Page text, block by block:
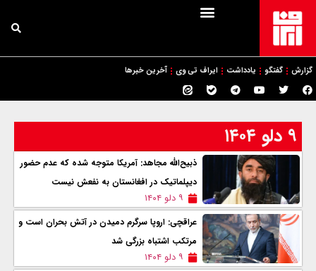
گزارش گفتگو یادداشت ایراف تی وی آخرین خبرها
۹ دلو ۱۴۰۴
ذبیح‌الله مجاهد: آمریکا متوجه شده که عدم حضور
دیپلماتیک در افغانستان به نفعش نیست
۹ دلو ۱۴۰۴
عراقچی: اروپا سرگرم دمیدن در آتش بحران است و
مرتکب اشتباه بزرگی شد
۹ دلو ۱۴۰۴